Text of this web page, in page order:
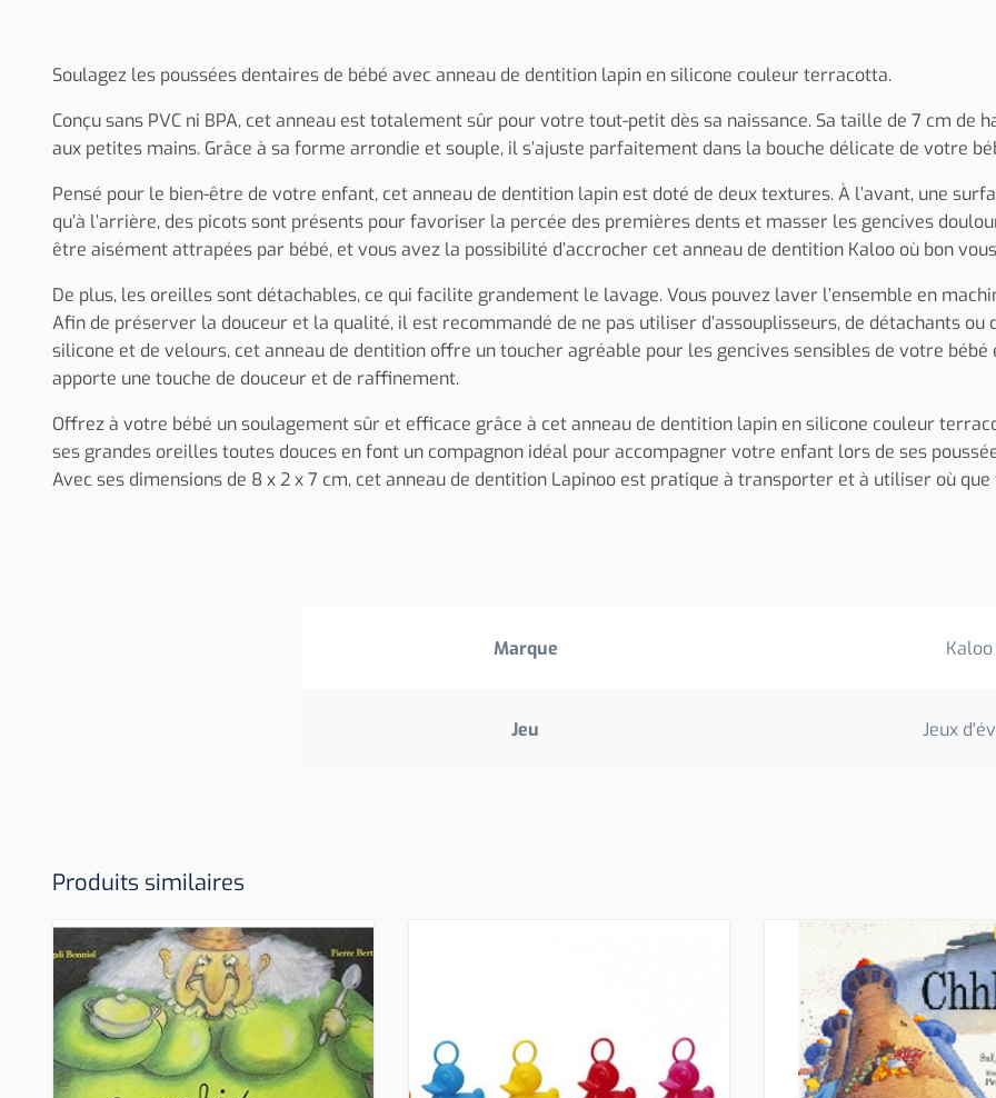
Soulagez les poussées dentaires de bébé avec anneau de dentition lapin en silicone couleur terracotta.
Conçu sans PVC ni BPA, cet anneau est totalement sûr pour votre tout-petit dès sa naissance. Sa taille de 7 cm
aux petites mains. Grâce à sa forme arrondie et souple, il s’ajuste parfaitement dans la bouche délicate de votre
Pensé pour le bien-être de votre enfant, cet anneau de dentition lapin est doté de deux textures. À l’avant, une
qu’à l’arrière, des picots sont présents pour favoriser la percée des premières dents et masser les gencives
être aisément attrapées par bébé, et vous avez la possibilité d’accrocher cet anneau de dentition Kaloo où bon
De plus, les oreilles sont détachables, ce qui facilite grandement le lavage. Vous pouvez laver l’ensemble en
Afin de préserver la douceur et la qualité, il est recommandé de ne pas utiliser d’assouplisseurs, de détachants ou
silicone et de velours, cet anneau de dentition offre un toucher agréable pour les gencives sensibles de votre
apporte une touche de douceur et de raffinement.
Offrez à votre bébé un soulagement sûr et efficace grâce à cet anneau de dentition lapin en silicone couleur
ses grandes oreilles toutes douces en font un compagnon idéal pour accompagner votre enfant lors de ses
Avec ses dimensions de 8 x 2 x 7 cm, cet anneau de dentition Lapinoo est pratique à transporter et à utiliser où que
Marque Kaloo
Jeu Jeux
Produits similaires